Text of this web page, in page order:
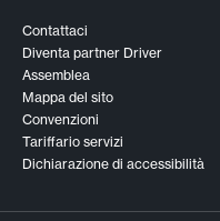
Contattaci
Diventa partner Driver
Assemblea
Mappa del sito
Convenzioni
Tariffario servizi
Dichiarazione di accessibilità